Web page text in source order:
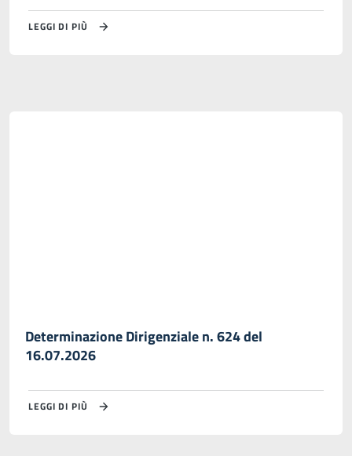
LEGGI DI PIÙ
Determinazione Dirigenziale n. 624 del
16.07.2026
LEGGI DI PIÙ